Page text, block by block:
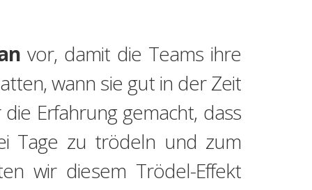
vor, damit die Teams ihre
wann sie gut in der Zeit
Erfahrung gemacht, dass
Tage zu trödeln und zum
wir diesem Trödel-Effekt